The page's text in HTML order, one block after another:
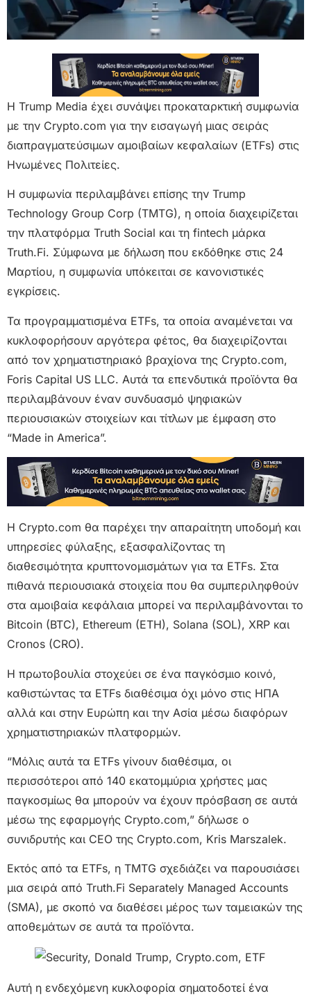
Η Trump Media έχει συνάψει προκαταρκτική συμφωνία
με την Crypto.com για την εισαγωγή μιας σειράς
διαπραγματεύσιμων αμοιβαίων κεφαλαίων (ETFs) στις
Ηνωμένες Πολιτείες.
Η συμφωνία περιλαμβάνει επίσης την Trump
Technology Group Corp (TMTG), η οποία διαχειρίζεται
την πλατφόρμα Truth Social και τη fintech μάρκα
Truth.Fi. Σύμφωνα με δήλωση που εκδόθηκε στις 24
Μαρτίου, η συμφωνία υπόκειται σε κανονιστικές
εγκρίσεις.
Τα προγραμματισμένα ETFs, τα οποία αναμένεται να
κυκλοφορήσουν αργότερα φέτος, θα διαχειρίζονται
από τον χρηματιστηριακό βραχίονα της Crypto.com,
Foris Capital US LLC. Αυτά τα επενδυτικά προϊόντα θα
περιλαμβάνουν έναν συνδυασμό ψηφιακών
περιουσιακών στοιχείων και τίτλων με έμφαση στο
“Made in America”.
Η Crypto.com θα παρέχει την απαραίτητη υποδομή και
υπηρεσίες φύλαξης, εξασφαλίζοντας τη
διαθεσιμότητα κρυπτονομισμάτων για τα ETFs. Στα
πιθανά περιουσιακά στοιχεία που θα συμπεριληφθούν
στα αμοιβαία κεφάλαια μπορεί να περιλαμβάνονται το
Bitcoin (BTC), Ethereum (ETH), Solana (SOL), XRP και
Cronos (CRO).
Η πρωτοβουλία στοχεύει σε ένα παγκόσμιο κοινό,
καθιστώντας τα ETFs διαθέσιμα όχι μόνο στις ΗΠΑ
αλλά και στην Ευρώπη και την Ασία μέσω διαφόρων
χρηματιστηριακών πλατφορμών.
“Μόλις αυτά τα ETFs γίνουν διαθέσιμα, οι
περισσότεροι από 140 εκατομμύρια χρήστες μας
παγκοσμίως θα μπορούν να έχουν πρόσβαση σε αυτά
μέσω της εφαρμογής Crypto.com,” δήλωσε ο
συνιδρυτής και CEO της Crypto.com, Kris Marszalek.
Εκτός από τα ETFs, η TMTG σχεδιάζει να παρουσιάσει
μια σειρά από Truth.Fi Separately Managed Accounts
(SMA), με σκοπό να διαθέσει μέρος των ταμειακών της
αποθεμάτων σε αυτά τα προϊόντα.
Αυτή η ενδεχόμενη κυκλοφορία σηματοδοτεί ένα